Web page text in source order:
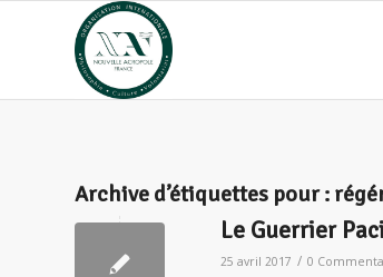
Archive d’étiquettes pour :
Le Guerrier
25 avril 2017 / 0